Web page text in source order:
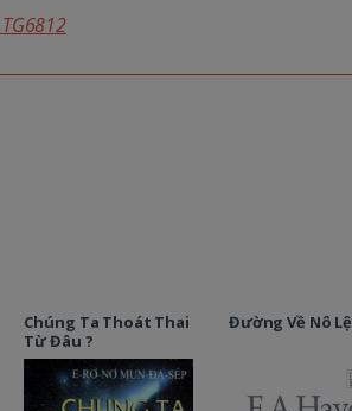
Chúng Ta Thoát Thai
Từ Đâu ?
Đường Về Nô Lệ